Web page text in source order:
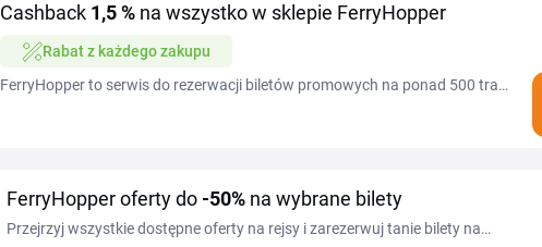
Cashback 1,5 % na wszystko w sklepie FerryHopper
Rabat z każdego zakupu
FerryHopper to serwis do rezerwacji biletów promowych na ponad 500 tras
FerryHopper oferty do -50% na wybrane bilety
Przejrzyj wszystkie dostępne oferty na rejsy i zarezerwuj tanie bilety na